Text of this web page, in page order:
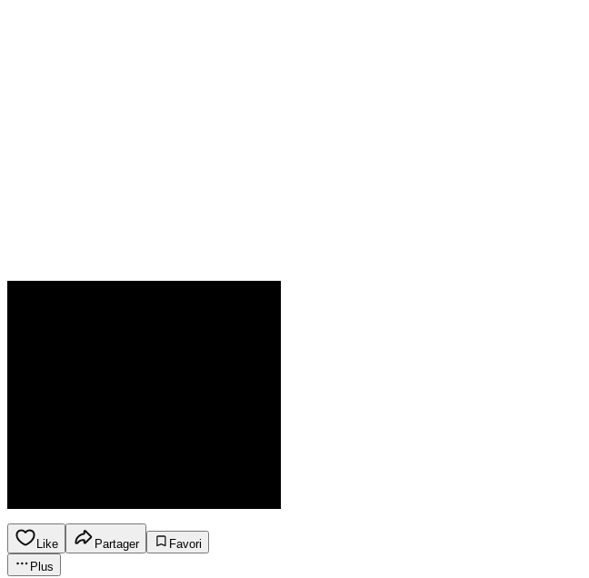
Like Partager
Favori
Plus